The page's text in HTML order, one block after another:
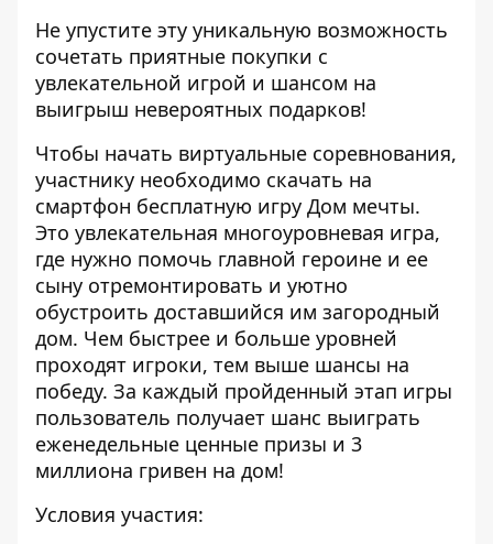
Не упустите эту уникальную возможность
сочетать приятные покупки с
увлекательной игрой и шансом на
выигрыш невероятных подарков!
Чтобы начать виртуальные соревнования,
участнику необходимо скачать на
смартфон бесплатную игру Дом мечты.
Это увлекательная многоуровневая игра,
где нужно помочь главной героине и ее
сыну отремонтировать и уютно
обустроить доставшийся им загородный
дом. Чем быстрее и больше уровней
проходят игроки, тем выше шансы на
победу. За каждый пройденный этап игры
пользователь получает шанс выиграть
еженедельные ценные призы и 3
миллиона гривен на дом!
Условия участия: